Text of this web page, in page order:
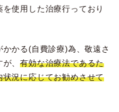
を使用した治療行っており
かる(自費診療)為、敬遠さ
が、有効な治療法であるた
況に応じてお勧めさせて